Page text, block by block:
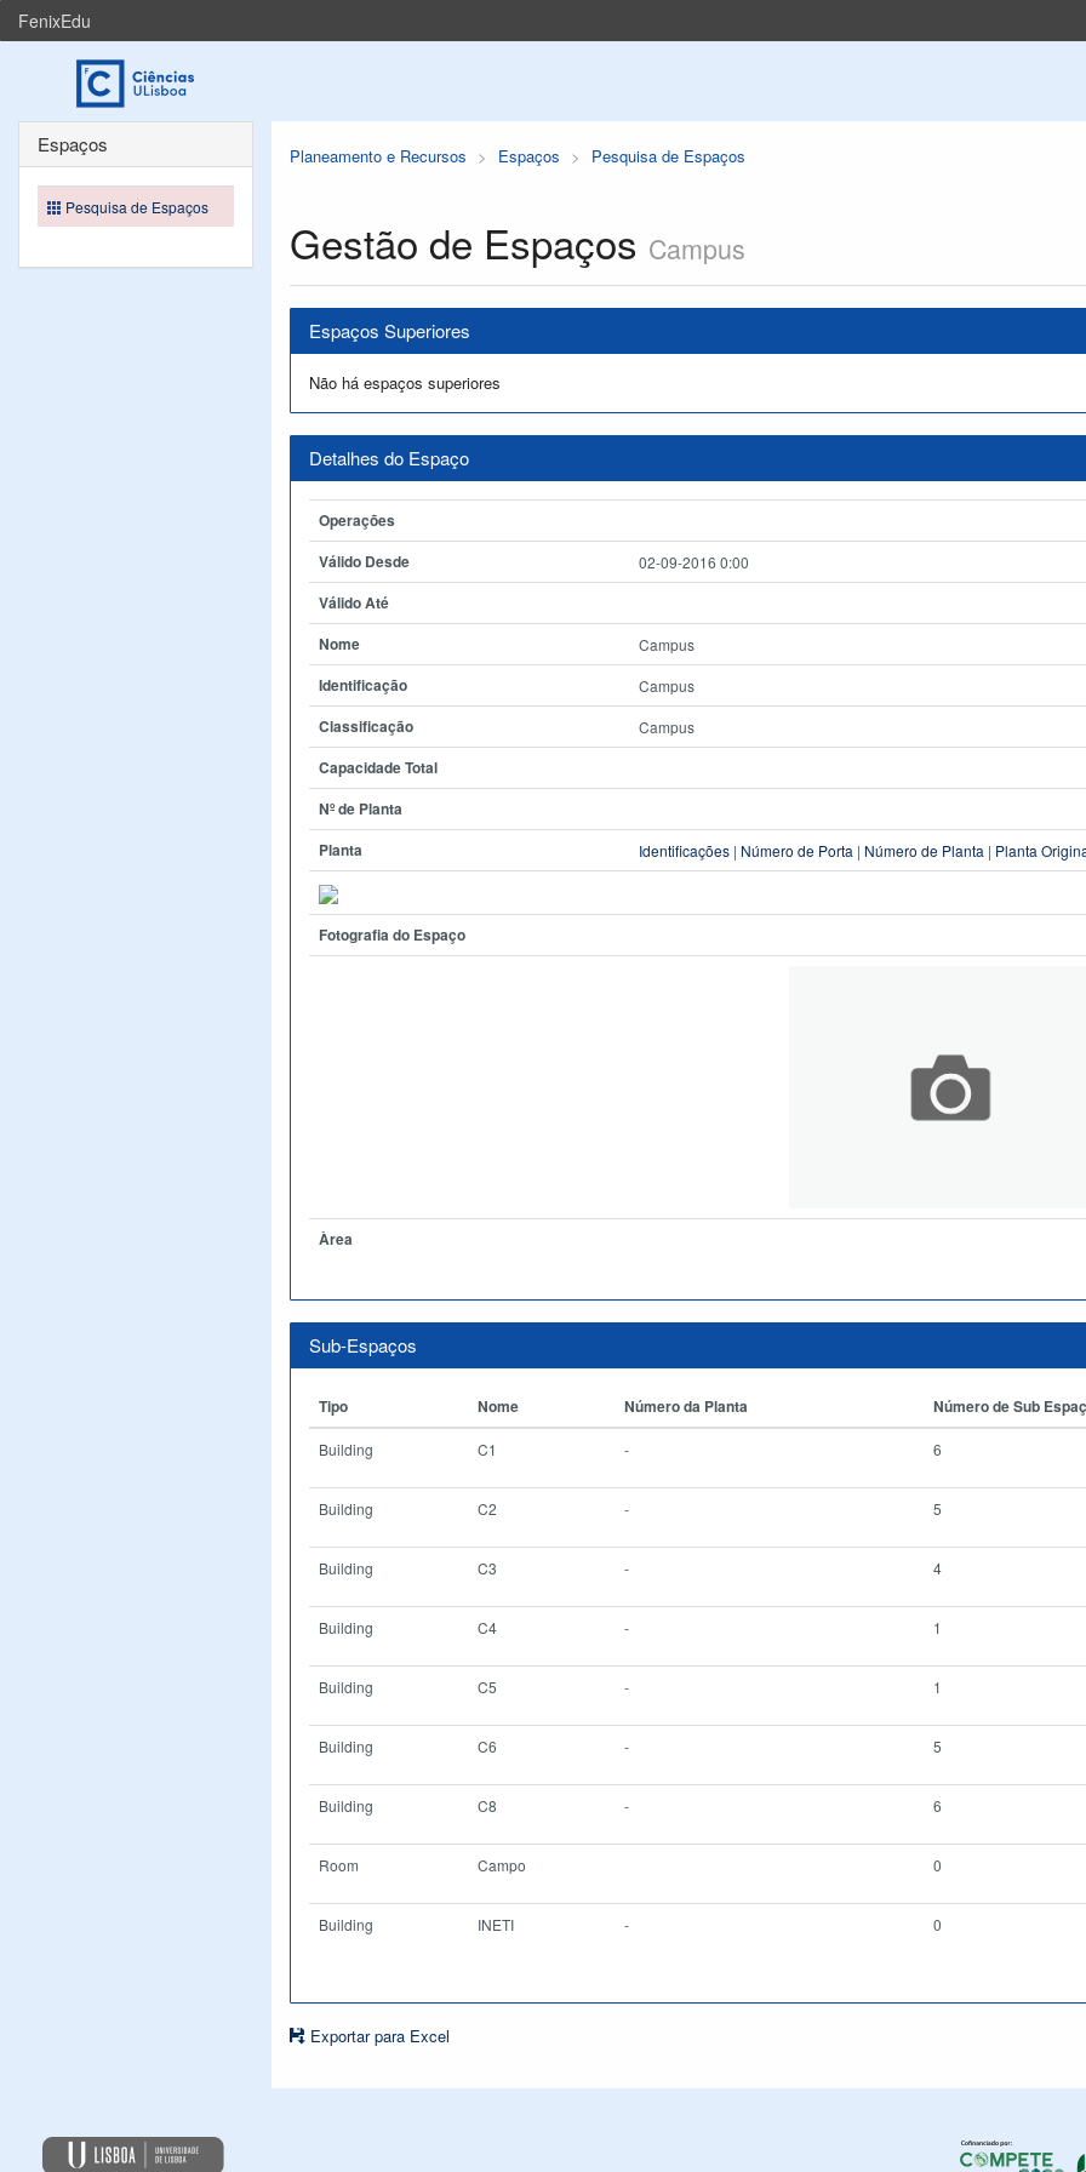
FenixEdu
Planeamento e Recursos Espaços Pesquisa de Espaços
Gestão de Espaços Campus
Espaços Superiores
Não há espaços superiores
Detalhes do Espaço
Operações
Válido Desde
02-09-2016 0:00
Válido Até
Nome
Campus
Identificação Campus
Classificação Campus
Capacidade Total
Nº de Planta
Planta
Identificações | Número de Porta | Número de Planta | Planta
Fotografia do Espaço
Àrea
Sub-Espaços
Tipo Nome Número da Planta Número de Sub
Building C1 - 6
Building C2 - 5
Building C3 - 4
Building C4 - 1
Building C5 - 1
Building C6 - 5
Building C8 - 6
Room Campo 0
Building INETI - 0
Exportar para Excel
Espaços
Pesquisa de Espaços